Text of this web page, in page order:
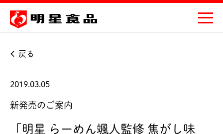
戻る
2019.03.05
新発売のご案内
「明星 らーめん颯人監修 焦がし味